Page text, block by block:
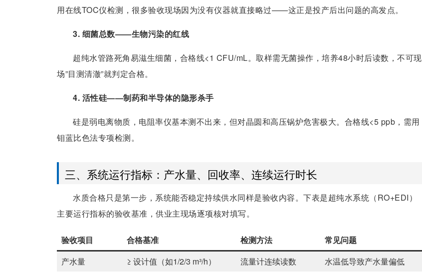
用在线TOC仪检测，很多验收现场因为没有仪器就直接略过——这正是投产后出问题的高发点。
3. 细菌总数——生物污染的红线
超纯水管路死角易滋生细菌，合格线<1 CFU/mL。取样需无菌操作，培养48小时后读数，不可现
场”目测清澈”就判定合格。
4. 活性硅——制药和半导体的隐形杀手
硅是弱电离物质，电阻率仪基本测不出来，但对晶圆和高压锅炉危害极大。合格线<5 ppb，需用
钼蓝比色法专项检测。
三、系统运行指标：产水量、回收率、连续运行时长
水质合格只是第一步，系统能否稳定持续供水同样是验收内容。下表是超纯水系统（RO+EDI）
主要运行指标的验收基准，供业主现场逐项核对填写。
验收项目 合格基准 检测方法
常见问题
产水量
≥ 设计值（如1/2/3 m³/h） 流量计连续读数
水温低导致产水量偏低